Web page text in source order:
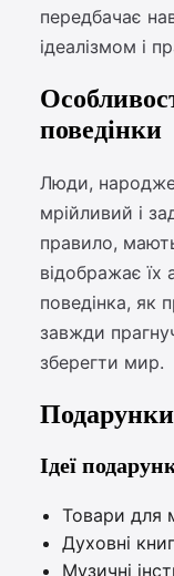
передбачає
ідеалізмом і
поведінки
Люди,
мрійливий і
правило,
відображає їх
поведінка, як
завжди
зберегти мир.
Ідеї
Товари для
Духовні
Музичні